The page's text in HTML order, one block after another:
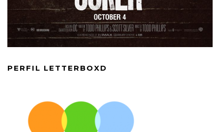
PERFIL LETTERBOXD